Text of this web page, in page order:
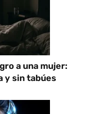
a una mujer:
y sin tabúes